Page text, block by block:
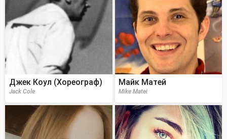
Джек Коул (Хореограф)
Jack Cole
Майк Матей
Mike Matei